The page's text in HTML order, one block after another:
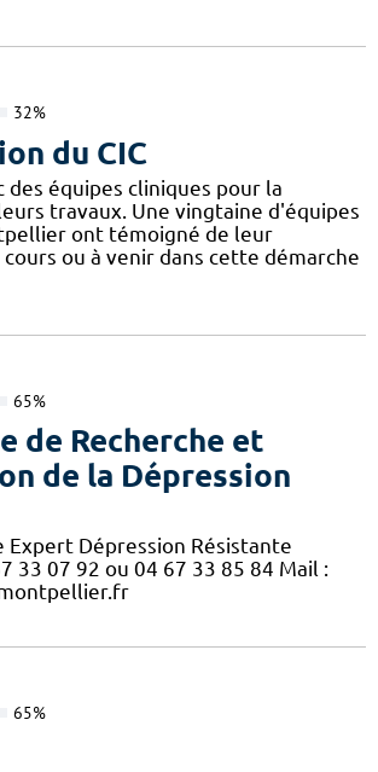
32%
du CIC
des équipes cliniques pour la
travaux. Une vingtaine d'équipes
ont témoigné de leur
ou à venir dans cette démarche
65%
de Recherche et
de la Dépression
Expert Dépression Résistante
33 07 92 ou 04 67 33 85 84 Mail :
65%